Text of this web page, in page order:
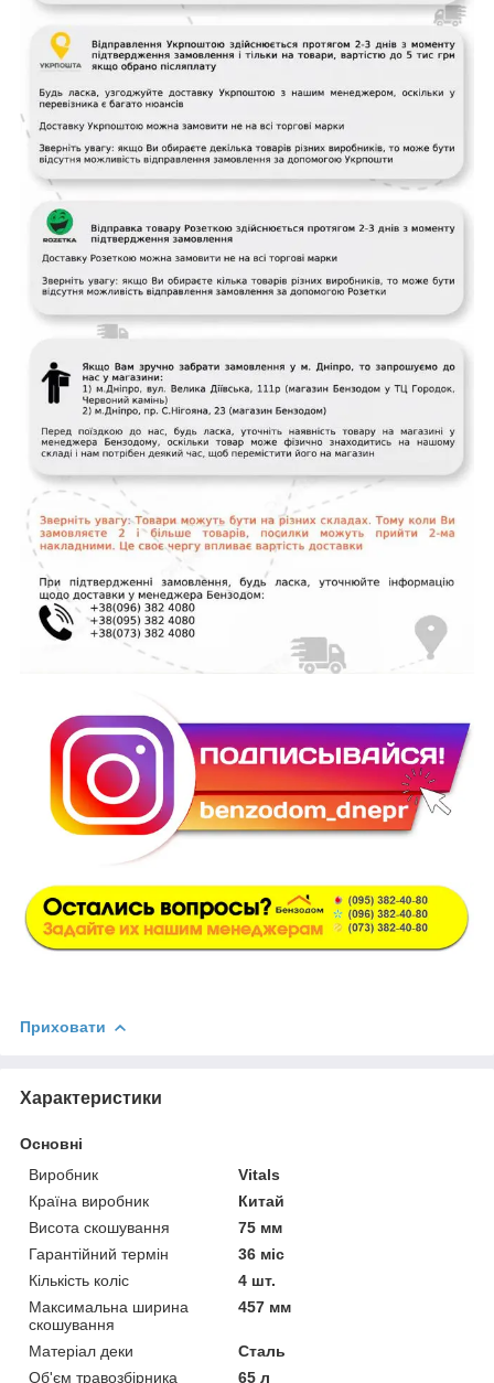
Приховати
Характеристики
Основні
Виробник
Vitals
Країна виробник
Китай
Висота скошування
75 мм
Гарантійний термін
36 міс
Кількість коліс
4 шт.
Максимальна ширина
скошування
457 мм
Матеріал деки
Сталь
Об'єм травозбірника
65 л